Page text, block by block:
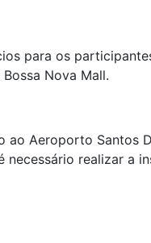
para os
Nova Mall.
Aeroporto Santos
realizar a